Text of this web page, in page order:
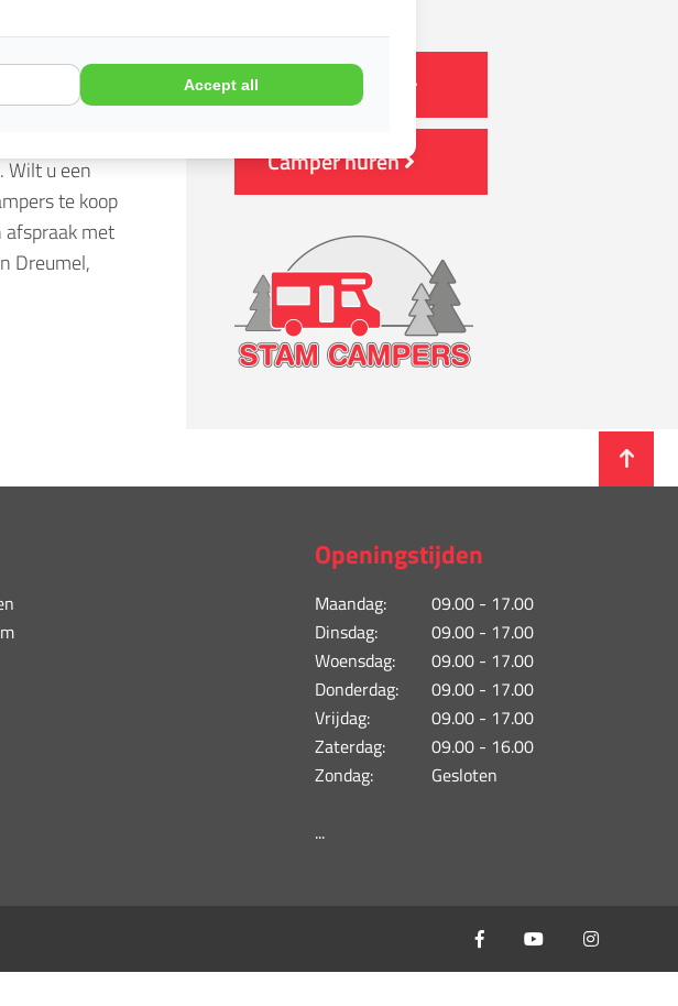
in het
uw camper
belangrijkste
camper zorgt
Wilt u een
te koop
afspraak met
Dreumel,
Camper kopen
Camper huren
Openingstijden
Maandag:
09.00 - 17.00
Dinsdag:
09.00 - 17.00
Woensdag:
09.00 - 17.00
Donderdag:
09.00 - 17.00
Vrijdag:
09.00 - 17.00
Zaterdag:
09.00 - 16.00
Zondag:
Gesloten
...
Accept all